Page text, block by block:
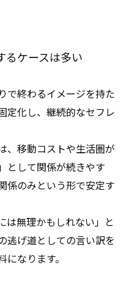
るケースは多い
で終わるイメージを持た
定化し、継続的なセフレ
、移動コストや生活圏が
として関係が続きやす
係のみという形で安定す
は無理かもしれない」と
逃げ道としての言い訳を
なります。